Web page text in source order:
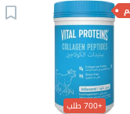
+700 طلب